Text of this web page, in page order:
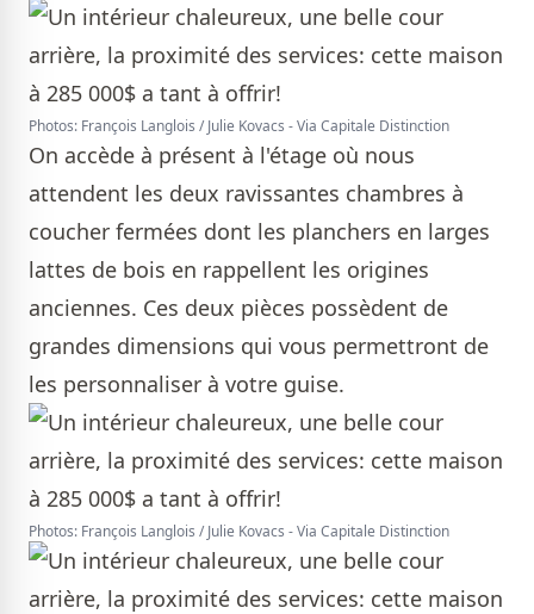
Photos: François Langlois / Julie Kovacs - Via Capitale Distinction
On accède à présent à l'étage où nous
attendent les deux ravissantes chambres à
coucher fermées dont les planchers en larges
lattes de bois en rappellent les origines
anciennes. Ces deux pièces possèdent de
grandes dimensions qui vous permettront de
les personnaliser à votre guise.
Photos: François Langlois / Julie Kovacs - Via Capitale Distinction